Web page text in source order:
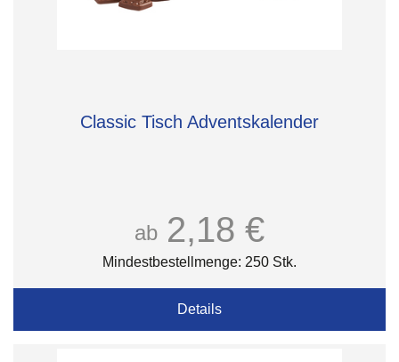
Classic Tisch Adventskalender
ab 2,18 €
Mindestbestellmenge: 250 Stk.
Details